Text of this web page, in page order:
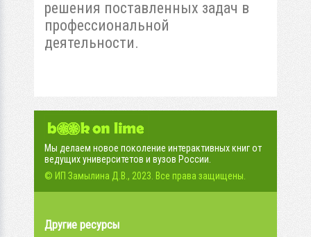
решения поставленных задач в
профессиональной
деятельности.
Мы делаем новое поколение интерактивных книг от
ведущих университетов и вузов России.
© ИП Замылина Д.В., 2023. Все права защищены.
Другие ресурсы